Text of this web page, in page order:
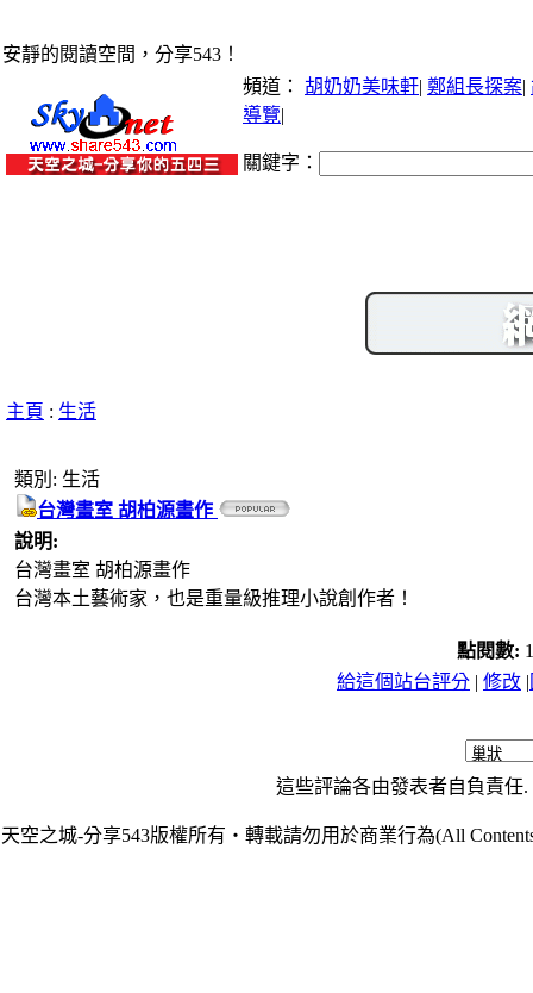
安靜的閱讀空間，分享543！
頻道： 胡奶奶美味軒| 鄭組長探案|
導覽|
關鍵字：
主頁 : 生活
類別: 生活
台灣畫室 胡柏源畫作
說明:
台灣畫室 胡柏源畫作
台灣本土藝術家，也是重量級推理小說創作者！
點閱數:
給這個站台評分 | 修改 |
這些評論各由發表者自負責任
天空之城-分享543版權所有‧轉載請勿用於商業行為(All Contents